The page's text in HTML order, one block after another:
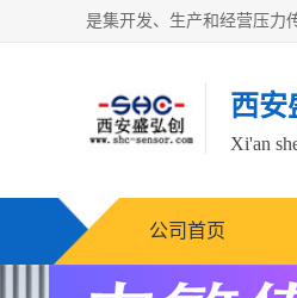
西安
Xi'an
公司首页